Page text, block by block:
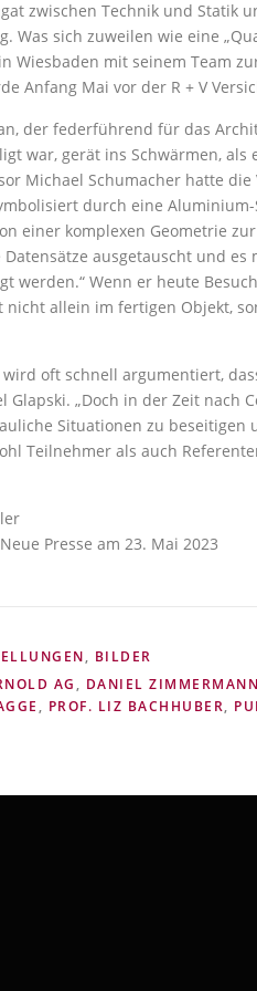
zwischen Technik und Statik
Was sich zuweilen wie eine
Wiesbaden mit seinem Team
Anfang Mai vor der R + V
der federführend für das
war, gerät ins Schwärmen,
Michael Schumacher hatte
durch eine
einer komplexen Geometrie
Datensätze ausgetauscht und
werden.“ Wenn er heute
nicht allein im fertigen Objekt,
wird oft schnell argumentiert,
Glapski. „Doch in der Zeit nach
Situationen zu
Teilnehmer als auch
Presse am 23. Mai 2023
, BILDER
AG , DANIEL ZIMMERMANN
, PROF. LIZ BACHHUBER,